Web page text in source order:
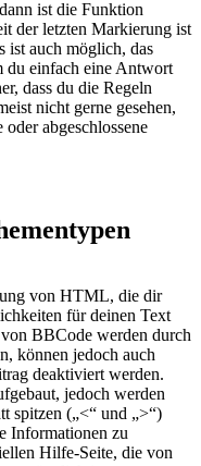
ist die Funktion
der letzten Markierung ist
ist auch möglich, das
du einfach eine Antwort
dass du die Regeln
nicht gerne gesehen,
abgeschlossene
von HTML, die dir
für deinen Text
BBCode werden durch
können jedoch auch
deaktiviert werden.
jedoch werden
spitzen („<“ und „>“)
Informationen zu
Hilfe-Seite, die von